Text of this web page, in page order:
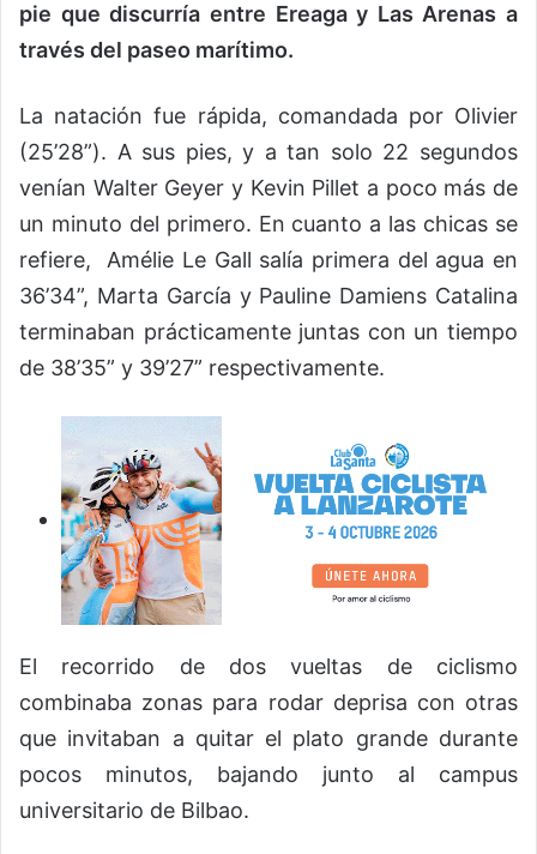
pie que discurría entre Ereaga y Las Arenas a
través del paseo marítimo.
La natación fue rápida, comandada por Olivier
(25’28”). A sus pies, y a tan solo 22 segundos
venían Walter Geyer y Kevin Pillet a poco más de
un minuto del primero. En cuanto a las chicas se
refiere, Amélie Le Gall salía primera del agua en
36’34”, Marta García y Pauline Damiens Catalina
terminaban prácticamente juntas con un tiempo
de 38’35” y 39’27” respectivamente.
El recorrido de dos vueltas de ciclismo
combinaba zonas para rodar deprisa con otras
que invitaban a quitar el plato grande durante
pocos minutos, bajando junto al campus
universitario de Bilbao.